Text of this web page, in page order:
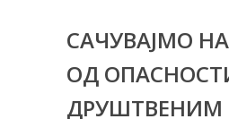
САЧУВАЈМО
ОД
ДРУШТВЕНИМ